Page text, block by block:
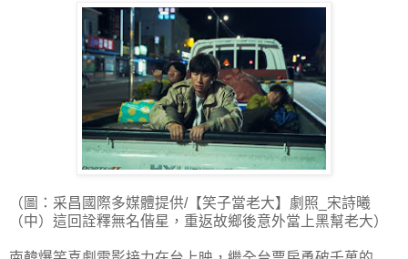
（圖：采昌國際多媒體提供/【笑子當老大】劇照_宋詩曦
（中）這回詮釋無名偕星，重返故鄉後意外當上黑幫老大）